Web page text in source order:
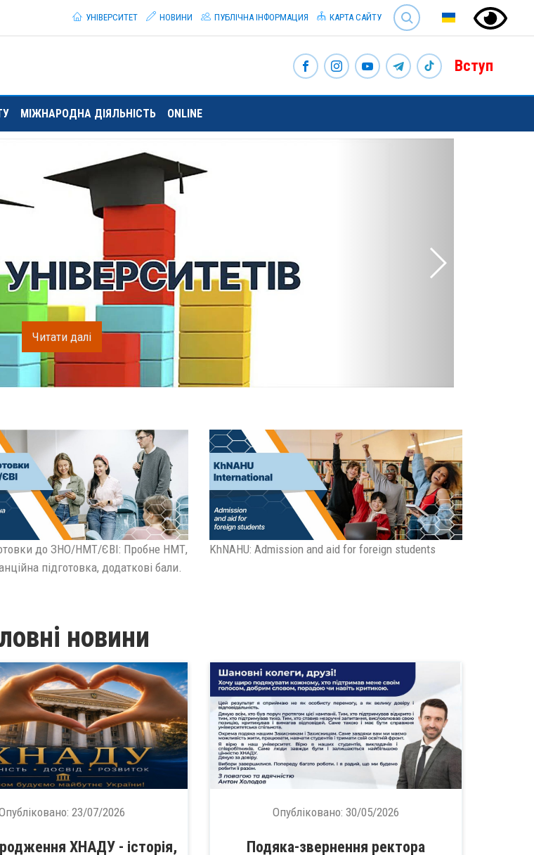
SEARCH
УНІВЕРСИТЕТ
НОВИНИ ПУБЛІЧНА ІНФОРМАЦИЯ КАРТА САЙТУ
Вступ
МІЖНАРОДНА ДІЯЛЬНІСТЬ ONLINE
Читати далі
до ЗНО/НМТ/ЄВІ: Пробне НМТ,
підготовка, додаткові бали.
KhNAHU: Admission and aid for foreign students
новини
23/07/2026
ХНАДУ - історія,
Опубліковано: 30/05/2026
Подяка-звернення ректора